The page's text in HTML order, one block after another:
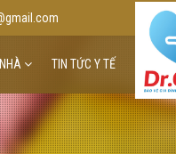
TIN TỨC Y TẾ